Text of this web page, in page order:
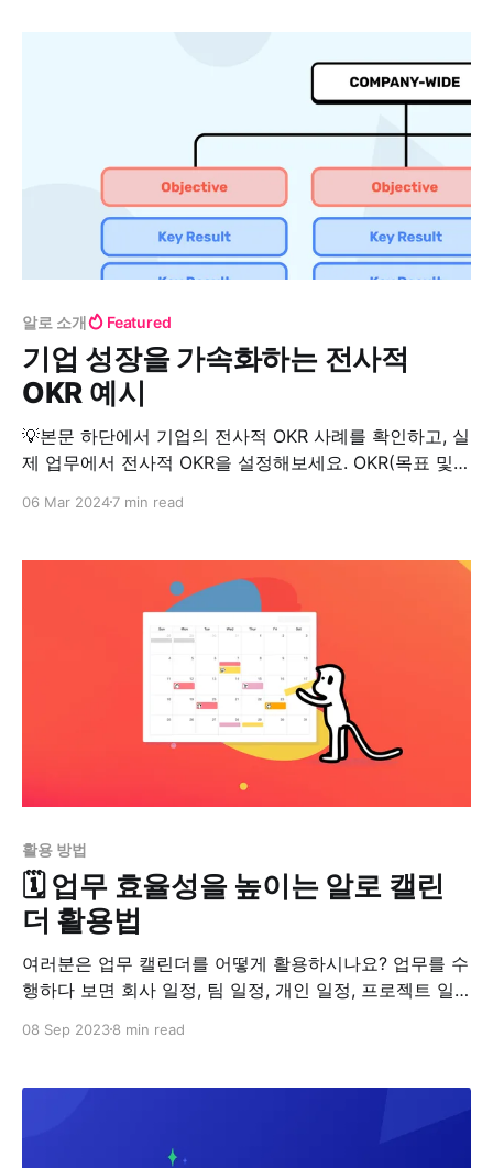
알로 소개 Featured
기업 성장을 가속화하는 전사적
OKR 예시
💡본문 하단에서 기업의 전사적 OKR 사례를 확인하고, 실
제 업무에서 전사적 OKR을 설정해보세요. OKR(목표 및
크를 강화하며, 중요한 업무에 집중할 수 있도록 설계된
LinkedIn, Netflix, Slack, Spotify와 같은 기업부터
Google, Daimler 같은 유명 대기업에 이르기까지, 다양한
06 Mar 20247 min read
활용 방법
🗓️ 업무 효율성을 높이는 알로 캘린
더 활용법
여러분은 업무 캘린더를 어떻게 활용하시나요? 업무를 수
행하다 보면 회사 일정, 팀 일정, 개인 일정, 프로젝트 일
는 것은 단순히 개인 스케줄 관리 차원을 넘어 팀의 생산
를 효율적으로 활용하면 개인과 팀 일정, 프로젝트 일정과
08 Sep 20238 min read